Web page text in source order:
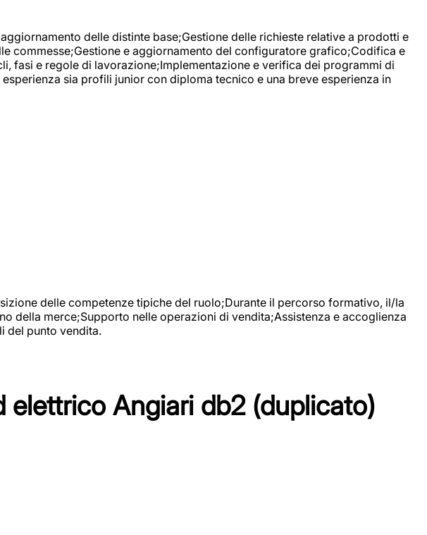
delle distinte base;Gestione delle richieste relative a prodotti e
commesse;Gestione e aggiornamento del configuratore grafico;Codifica e
fasi e regole di lavorazione;Implementazione e verifica dei programmi di
sia profili junior con diploma tecnico e una breve esperienza in
delle competenze tipiche del ruolo;Durante il percorso formativo, il/la
della merce;Supporto nelle operazioni di vendita;Assistenza e accoglienza
del punto vendita.
Angiari db2 (duplicato)